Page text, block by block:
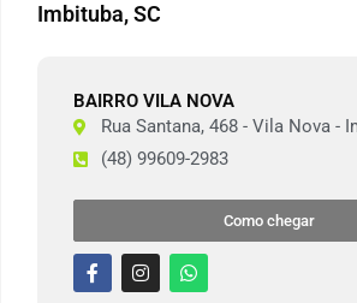
Imbituba, SC
BAIRRO VILA NOVA
Rua Santana, 468 - Vila Nova -
(48) 99609-2983
Como chegar